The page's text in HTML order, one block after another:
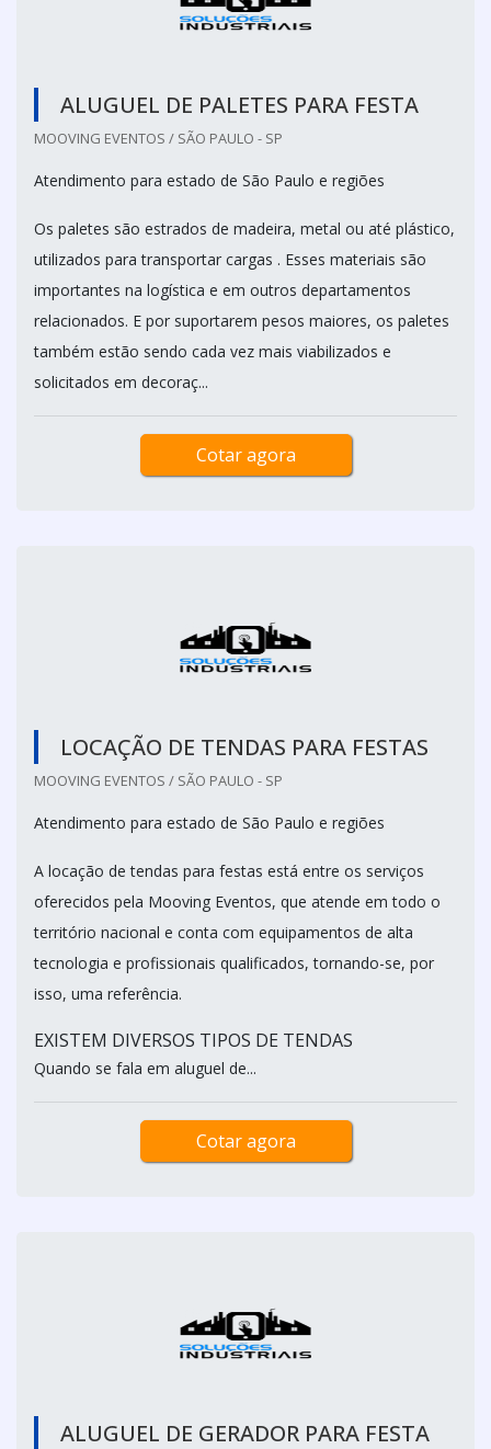
ALUGUEL DE PALETES PARA FESTA
MOOVING EVENTOS / SÃO PAULO - SP
Atendimento para estado de São Paulo e regiões
Os paletes são estrados de madeira, metal ou até plástico,
utilizados para transportar cargas . Esses materiais são
importantes na logística e em outros departamentos
relacionados. E por suportarem pesos maiores, os paletes
também estão sendo cada vez mais viabilizados e
solicitados em decoraç...
Cotar agora
LOCAÇÃO DE TENDAS PARA FESTAS
MOOVING EVENTOS / SÃO PAULO - SP
Atendimento para estado de São Paulo e regiões
A locação de tendas para festas está entre os serviços
oferecidos pela Mooving Eventos, que atende em todo o
território nacional e conta com equipamentos de alta
tecnologia e profissionais qualificados, tornando-se, por
isso, uma referência.
EXISTEM DIVERSOS TIPOS DE TENDAS
Quando se fala em aluguel de...
Cotar agora
ALUGUEL DE GERADOR PARA FESTA